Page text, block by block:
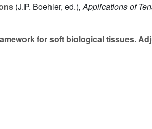
(J.P. Boehler, ed.), Applications of
for soft biological tissues.